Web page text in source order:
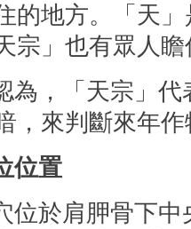
的地方。「天
宗」也有眾人
為，「天宗」代
，來判斷來年
位置
位於肩胛骨下中